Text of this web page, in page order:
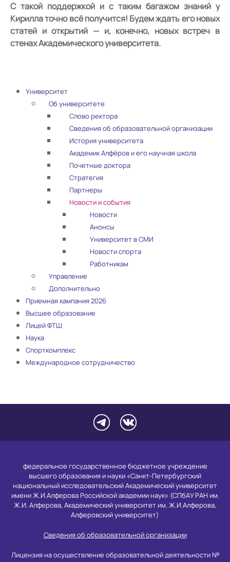
С такой поддержкой и с таким багажом знаний у
Кирилла точно всё получится! Будем ждать его новых
статей и открытий — и, конечно, новых встреч в
стенах Академического университета.
Университет
Об университете
Слово ректора
Сведения об образовательной организации
История университета
Академик Алфёров и его научная школа
Почетные доктора
Стратегия
Партнеры
Новости и события
Новости
Анонсы
Университет в СМИ
Новости спорта
Работникам
Управление
Дополнительно
Приемная кампания 2026
Высшее образование
Лицей ФТШ
Наука
Спорткомплекс
Международное сотрудничество
федеральное государственное бюджетное учреждение
высшего образования и науки «Санкт-Петербургский
национальный исследовательский Академический университет
имени Ж.И.Алферова Российской академии наук» (СПбАУ РАН им.
Ж.И. Алферова, Академический университет им. Ж.И.Алферова,
Алферовский университет)
Сведения об образовательной организации
Лицензия на осуществление образовательной деятельности №